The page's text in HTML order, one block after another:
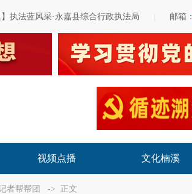
】执法蓝风采·永嘉县综合行政执法局 邮箱：
视频点播 文化楠溪
者帮帮团 -> 正文